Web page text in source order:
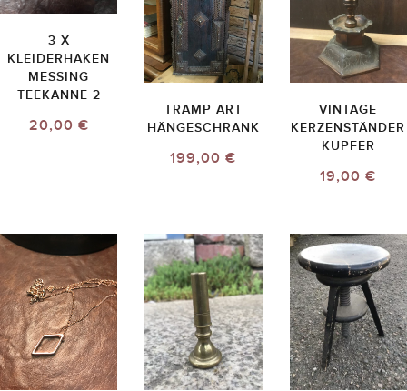
3 X
KLEIDERHAKEN
MESSING
TEEKANNE 2
20,00 €
TRAMP ART
HÄNGESCHRANK
199,00 €
VINTAGE
KERZENSTÄNDER
KUPFER
19,00 €